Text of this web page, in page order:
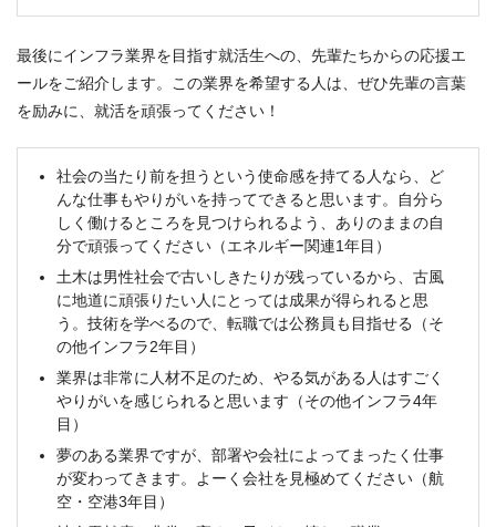
最後にインフラ業界を目指す就活生への、先輩たちからの応援エ
ールをご紹介します。この業界を希望する人は、ぜひ先輩の言葉
を励みに、就活を頑張ってください！
社会の当たり前を担うという使命感を持てる人なら、ど
んな仕事もやりがいを持ってできると思います。自分ら
しく働けるところを見つけられるよう、ありのままの自
分で頑張ってください（エネルギー関連1年目）
土木は男性社会で古いしきたりが残っているから、古風
に地道に頑張りたい人にとっては成果が得られると思
う。技術を学べるので、転職では公務員も目指せる（そ
の他インフラ2年目）
業界は非常に人材不足のため、やる気がある人はすごく
やりがいを感じられると思います（その他インフラ4年
目）
夢のある業界ですが、部署や会社によってまったく仕事
が変わってきます。よーく会社を見極めてください（航
空・空港3年目）